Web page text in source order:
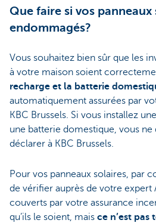
Que faire si vos
endommagés?
Vous souhaitez bien sûr que les
à votre maison soient
recharge et la batterie
automatiquement assurées par
KBC Brussels. Si vous installez
une batterie domestique, vous ne
déclarer à KBC Brussels.
Pour vos panneaux solaires, par
de vérifier auprès de votre expert
couverts par votre assurance
qu’ils le soient, mais ce n’est pas